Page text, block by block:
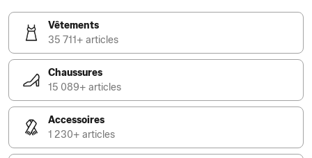
Vêtements
35 711+ articles
Chaussures
15 089+ articles
Accessoires
1 230+ articles